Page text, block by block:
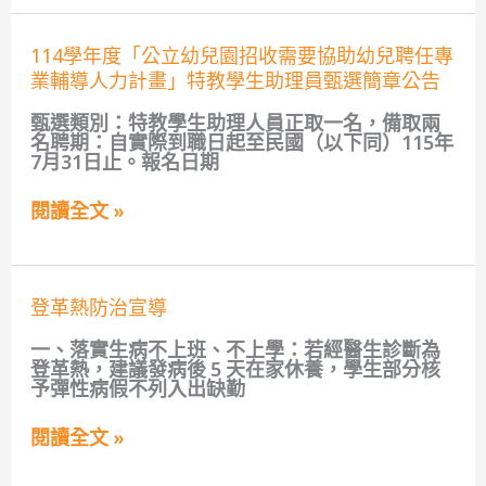
需
協
助
幼
兒
聘
任
專
輔
力
畫」
教
學
生
助
理
員
114學年度「公立幼兒園招收需要協助幼兒聘任專
業輔導人力計畫」特教學生助理員甄選簡章公告
甄選類別：特教學生助理人員正取一名，備取兩
名聘期：自實際到職日起至民國（以下同）115年
7月31日止。報名日期
114
學
年
度
「公
立
幼
園
招
需
協
助
幼
兒
聘
任
專
業
閱讀全文 »
登革熱防治宣導
一、落實生病不上班、不上學：若經醫生診斷為
登革熱，建議發病後 5 天在家休養，學生部分核
予彈性病假不列入出缺勤
登
革
熱
防
治
宣
導
閱讀全文 »